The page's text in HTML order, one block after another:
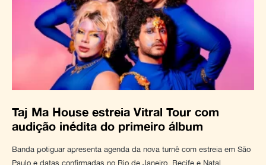
Taj Ma House estreia Vitral Tour com
audição inédita do primeiro álbum
Banda potiguar apresenta agenda da nova turnê com estreia em São
Paulo e datas confirmadas no Rio de Janeiro, Recife e Natal